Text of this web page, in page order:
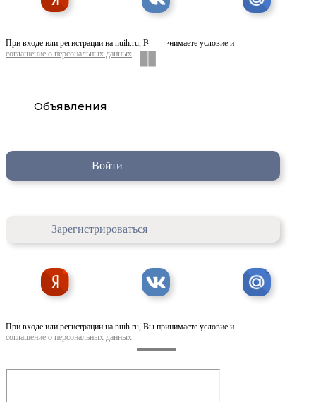
При входе или регистрации на nuih.ru, Вы принимаете условие и
соглашение о персональных данных
Объявления
Войти
Зарегистрироваться
При входе или регистрации на nuih.ru, Вы принимаете условие и
соглашение о персональных данных